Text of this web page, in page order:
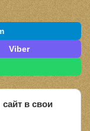
Viber
в свои